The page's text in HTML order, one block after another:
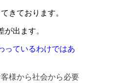
きております。
が出ます。
っているわけではあ
様から社会から必要